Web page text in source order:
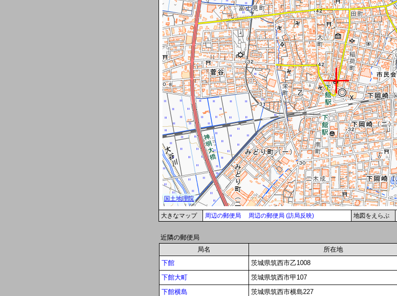
大きなマップ 周辺の郵便局 周辺の郵便局 (訪局反映) 地図をえらぶ
近隣の郵便局
局名
所在地
下館
茨城県筑西市乙1008
下館大町
茨城県筑西市甲107
下館横島
茨城県筑西市横島227